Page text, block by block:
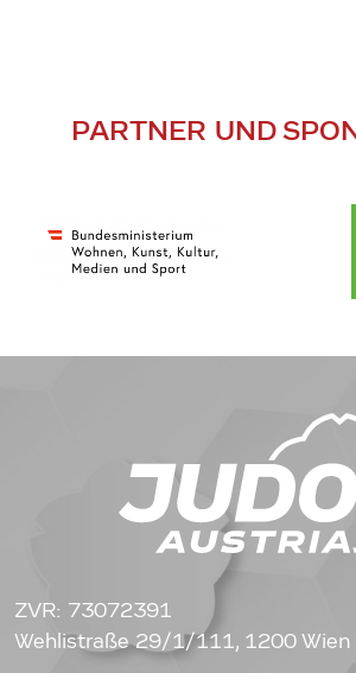
PARTNER UND
ZVR: 73072391
Wehlistraße 29/1/111, 1200 Wien